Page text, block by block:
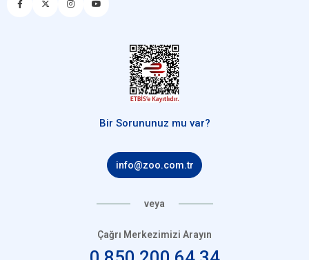
Bir Sorununuz mu var?
info@zoo.com.tr
veya
Çağrı Merkezimizi Arayın